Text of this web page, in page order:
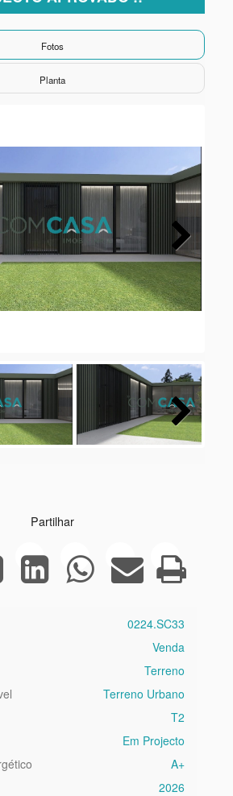
Fotos
Planta
Next
Next
Partilhar
0224.SC33
Venda
Terreno
Terreno Urbano
T2
Em Projecto
A+
2026